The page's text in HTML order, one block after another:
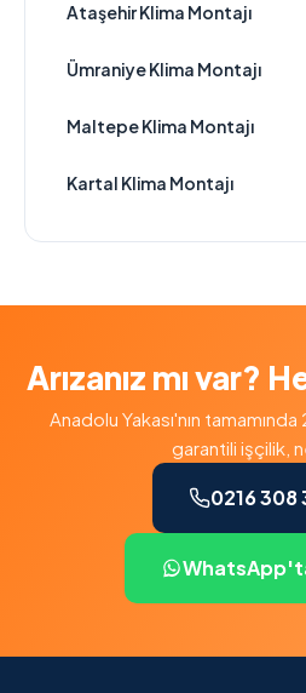
Ataşehir Klima Montajı
Ümraniye Klima Montajı
Maltepe Klima Montajı
Kartal Klima Montajı
Arızanız mı var?
Anadolu Yakası'nın
garantili işçilik,
0216 308